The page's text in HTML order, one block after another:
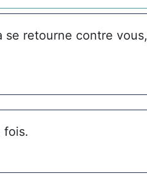
se retourne contre vous,
fois.